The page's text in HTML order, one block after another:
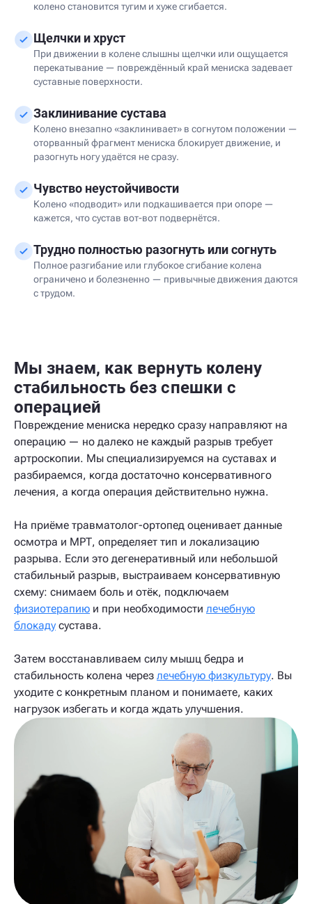
колено становится тугим и хуже сгибается.
Щелчки и хруст
При движении в колене слышны щелчки или ощущается
перекатывание — повреждённый край мениска задевает
суставные поверхности.
Заклинивание сустава
Колено внезапно «заклинивает» в согнутом положении —
оторванный фрагмент мениска блокирует движение, и
разогнуть ногу удаётся не сразу.
Чувство неустойчивости
Колено «подводит» или подкашивается при опоре —
кажется, что сустав вот-вот подвернётся.
Трудно полностью разогнуть или согнуть
Полное разгибание или глубокое сгибание колена
ограничено и болезненно — привычные движения даются
с трудом.
Мы знаем, как вернуть колену
стабильность без спешки с
операцией
Повреждение мениска нередко сразу направляют на
операцию — но далеко не каждый разрыв требует
артроскопии. Мы специализируемся на суставах и
разбираемся, когда достаточно консервативного
лечения, а когда операция действительно нужна.
На приёме травматолог-ортопед оценивает данные
осмотра и МРТ, определяет тип и локализацию
разрыва. Если это дегенеративный или небольшой
стабильный разрыв, выстраиваем консервативную
схему: снимаем боль и отёк, подключаем
физиотерапию и при необходимости лечебную
блокаду сустава.
Затем восстанавливаем силу мышц бедра и
стабильность колена через лечебную физкультуру. Вы
уходите с конкретным планом и понимаете, каких
нагрузок избегать и когда ждать улучшения.